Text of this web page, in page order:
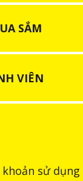
SẮM
VIÊN
sử dụng